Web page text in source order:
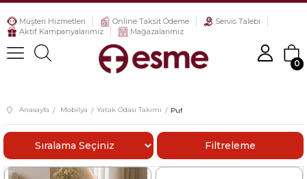
Müşteri Hizmetleri Online Taksit Ödeme
Servis Talebi
Aktif Kampanyalarımız
Mağazalarımız
0
Anasayfa Mobilya Yatak Odası Takımı Puf
Filtreleme
Sıralama